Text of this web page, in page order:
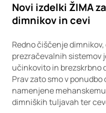
Novi izdelki ŽIMA
dimnikov in cevi
Redno čiščenje
prezračevalnih sistemov
učinkovito in brezskrbno
Prav zato smo v ponudbo
namenjene
dimniških tuljavah ter